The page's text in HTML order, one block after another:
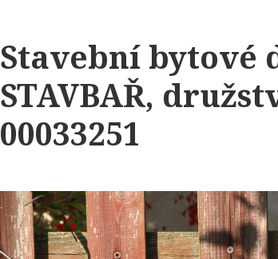
Stavební bytové
STAVBAŘ,
00033251